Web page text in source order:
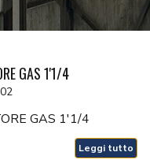
GAS 1'1/4
GAS 1'1/4
Leggi tutto